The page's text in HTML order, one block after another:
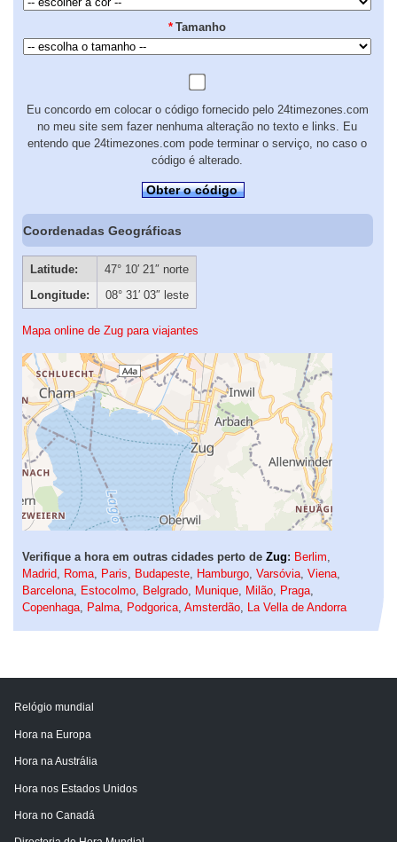
* Tamanho
Eu concordo em colocar o código fornecido pelo 24timezones.com
no meu site sem fazer nenhuma alteração no texto e links. Eu
entendo que 24timezones.com pode terminar o serviço, no caso o
código é alterado.
Obter o código
Coordenadas Geográficas
Latitude:
47° 10′ 21″ norte
Longitude:
08° 31′ 03″ leste
Mapa online de Zug para viajantes
Verifique a hora em outras cidades perto de Zug: Berlim
Madrid
Roma Paris Budapeste Hamburgo Varsóvia Viena
Barcelona
Estocolmo Belgrado Munique Milão Praga
Copenhaga
Palma Podgorica Amsterdão La Vella de Andorra
Relógio mundial
Hora na Europa
Hora na Austrália
Hora nos Estados Unidos
Hora no Canadá